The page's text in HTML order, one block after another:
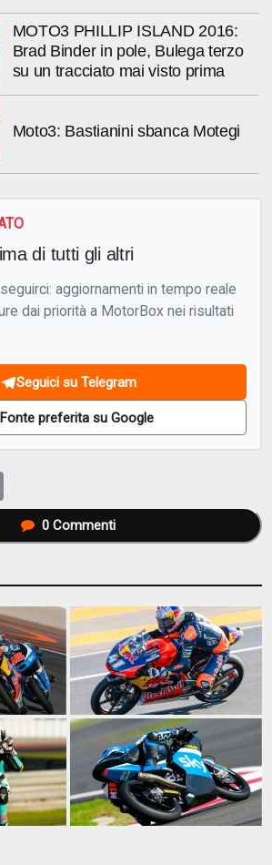
MOTO3 PHILLIP ISLAND 2016:
Brad Binder in pole, Bulega terzo
su un tracciato mai visto prima
Moto3: Bastianini sbanca Motegi
di tutti gli altri
aggiornamenti in tempo reale
dai priorità a MotorBox nei risultati
Seguici su Telegram
Fonte preferita su Google
0Commenti